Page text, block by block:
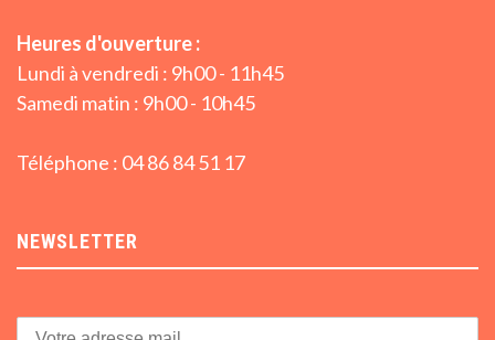
Heures d'ouverture :
Lundi à vendredi : 9h00 - 11h45
Samedi matin : 9h00 - 10h45
Téléphone : 04 86 84 51 17
NEWSLETTER